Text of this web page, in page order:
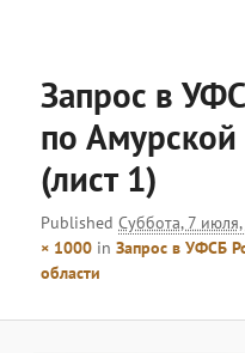
Запрос в
по Амурской
(лист 1)
PublishedСуббота, 7
× 1000 inЗапрос в УФСБ
области